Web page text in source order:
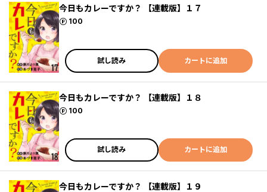
今日もカレーですか？ 【連載版】１７
100
ポイント
試し読み カートに追加
今日もカレーですか？ 【連載版】１８
100
ポイント
試し読み カートに追加
今日もカレーですか？ 【連載版】１９